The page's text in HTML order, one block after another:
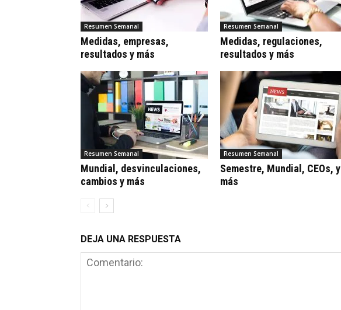
Resumen Semanal
Medidas, empresas,
resultados y más
Resumen Semanal
Medidas, regulaciones,
resultados y más
Resumen Semanal
Mundial, desvinculaciones,
cambios y más
Resumen Semanal
Semestre, Mundial, CEOs, y
más
DEJA UNA RESPUESTA